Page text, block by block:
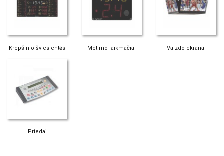
Krepšinio švieslentės Metimo laikmačiai Vaizdo ekranai
Priedai